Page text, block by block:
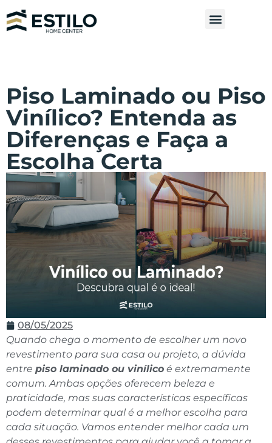
Piso Laminado ou Piso
Vinílico? Entenda as
Diferenças e Faça a
Escolha Certa
08/05/2025
Quando chega o momento de escolher um novo
revestimento para sua casa ou projeto, a dúvida
entre piso laminado ou vinílico é extremamente
comum. Ambas opções oferecem beleza e
praticidade, mas suas características específicas
podem determinar qual é a melhor escolha para
cada situação. Vamos entender melhor cada um